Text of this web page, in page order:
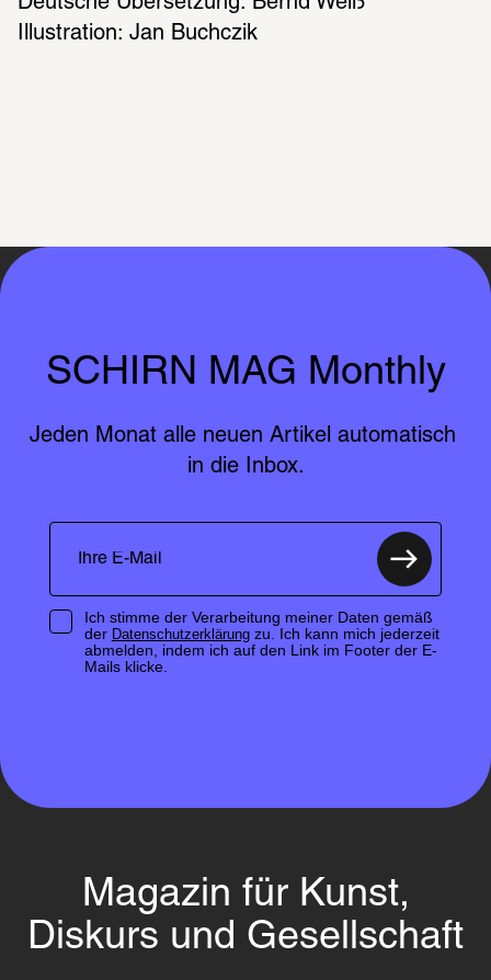
Illustration: Jan Buchczik
SCHIRN MAG Monthly
Jeden Monat alle neuen Artikel automatisch
in die Inbox.
Ich stimme der Verarbeitung meiner Daten gemäß
der Datenschutzerklärungzu. Ich kann mich jederzeit
abmelden, indem ich auf den Link im Footer der E-
Mails klicke.
Magazin für Kunst,
Diskurs und Gesellschaft